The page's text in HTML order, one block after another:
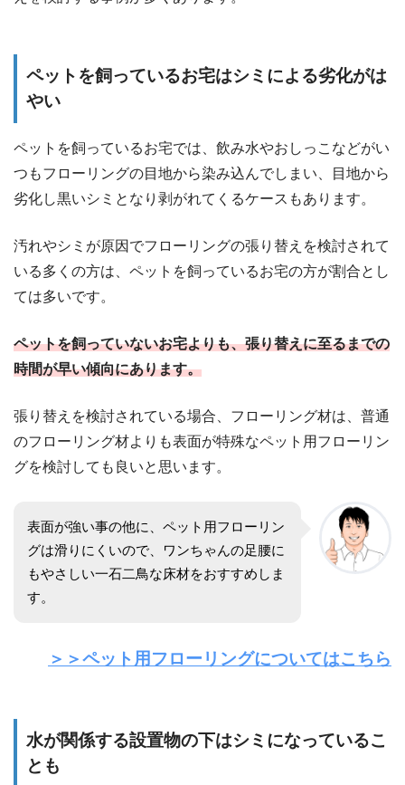
ペットを飼っているお宅はシミによる劣化がは
やい
ペットを飼っているお宅では、飲み水やおしっこなどがい
つもフローリングの目地から染み込んでしまい、目地から
劣化し黒いシミとなり剥がれてくるケースもあります。
汚れやシミが原因でフローリングの張り替えを検討されて
いる多くの方は、ペットを飼っているお宅の方が割合とし
ては多いです。
ペットを飼っていないお宅よりも、張り替えに至るまでの
時間が早い傾向にあります。
張り替えを検討されている場合、フローリング材は、普通
のフローリング材よりも表面が特殊なペット用フローリン
グを検討しても良いと思います。
表面が強い事の他に、ペット用フローリン
グは滑りにくいので、ワンちゃんの足腰に
もやさしい一石二鳥な床材をおすすめしま
す。
＞＞ペット用フローリングについてはこちら
水が関係する設置物の下はシミになっているこ
とも